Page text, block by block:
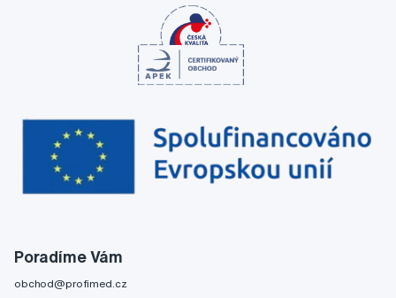
Poradíme Vám
obchod@profimed.cz